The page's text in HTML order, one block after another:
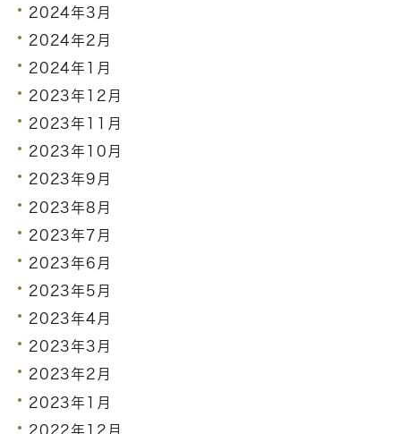
2024年3月
2024年2月
2024年1月
2023年12月
2023年11月
2023年10月
2023年9月
2023年8月
2023年7月
2023年6月
2023年5月
2023年4月
2023年3月
2023年2月
2023年1月
2022年12月